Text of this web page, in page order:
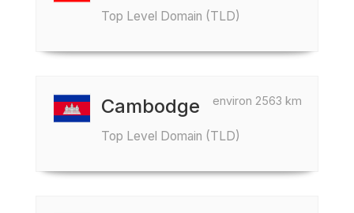
Top Level Domain (TLD)
environ 2563 km
Cambodge
Top Level Domain (TLD)